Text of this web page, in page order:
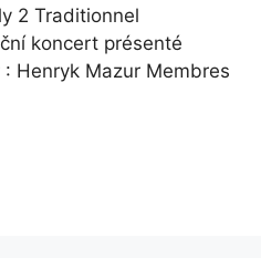
2 Traditionnel
koncert présenté
Henryk Mazur Membres